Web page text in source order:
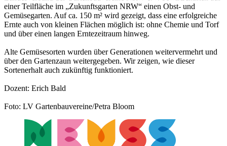
einer Teilfläche im „Zukunftsgarten NRW“ einen Obst- und
Gemüsegarten. Auf ca. 150 m² wird gezeigt, dass eine erfolgreiche
Ernte auch von kleinen Flächen möglich ist: ohne Chemie und Torf
und über einen langen Erntezeitraum hinweg.
Alte Gemüsesorten wurden über Generationen weitervermehrt und
über den Gartenzaun weitergegeben. Wir zeigen, wie dieser
Sortenerhalt auch zukünftig funktioniert.
Dozent: Erich Bald
Foto: LV Gartenbauvereine/Petra Bloom